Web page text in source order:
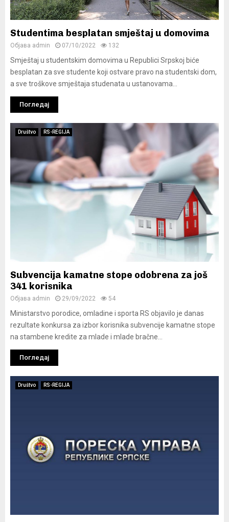
Studentima besplatan smještaj u domovima
Објава admin 07/10/2022 132
Smještaj u studentskim domovima u Republici Srpskoj biće
besplatan za sve studente koji ostvare pravo na studentski dom,
a sve troškove smještaja studenata u ustanovama...
Погледај
Društvo RS-REGIJA
Subvencija kamatne stope odobrena za još
341 korisnika
Објава admin 29/09/2022 54
Ministarstvo porodice, omladine i sporta RS objavilo je danas
rezultate konkursa za izbor korisnika subvencije kamatne stope
na stambene kredite za mlade i mlade bračne...
Погледај
Društvo RS-REGIJA